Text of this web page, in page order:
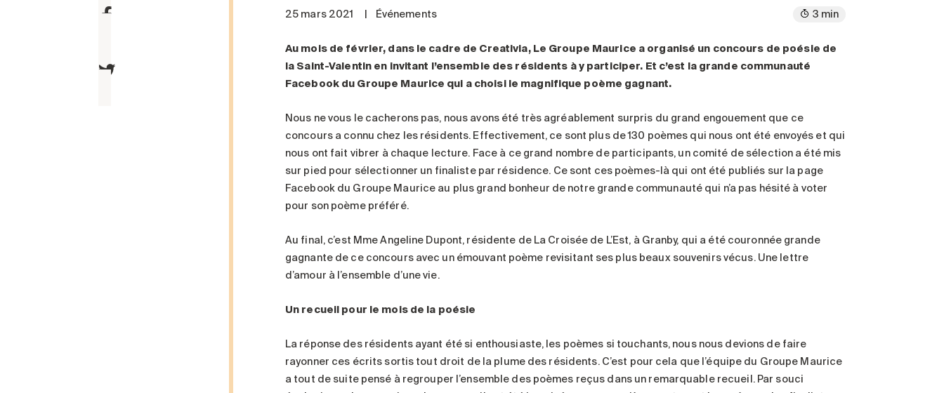
25 mars 2021 Événements 3 min
Au mois de février, dans le cadre de Creativia, Le Groupe Maurice a organisé un concours de poésie de
la Saint-Valentin en invitant l’ensemble des résidents à y participer. Et c’est la grande communauté
Facebook du Groupe Maurice qui a choisi le magnifique poème gagnant.
Nous ne vous le cacherons pas, nous avons été très agréablement surpris du grand engouement que ce
concours a connu chez les résidents. Effectivement, ce sont plus de 130 poèmes qui nous ont été envoyés et qui
nous ont fait vibrer à chaque lecture. Face à ce grand nombre de participants, un comité de sélection a été mis
sur pied pour sélectionner un finaliste par résidence. Ce sont ces poèmes-là qui ont été publiés sur la page
Facebook du Groupe Maurice au plus grand bonheur de notre grande communauté qui n’a pas hésité à voter
pour son poème préféré.
Au final, c’est Mme Angeline Dupont, résidente de La Croisée de L’Est, à Granby, qui a été couronnée grande
gagnante de ce concours avec un émouvant poème revisitant ses plus beaux souvenirs vécus. Une lettre
d’amour à l’ensemble d’une vie.
Un recueil pour le mois de la poésie
La réponse des résidents ayant été si enthousiaste, les poèmes si touchants, nous nous devions de faire
rayonner ces écrits sortis tout droit de la plume des résidents. C’est pour cela que l’équipe du Groupe Maurice
a tout de suite pensé à regrouper l’ensemble des poèmes reçus dans un remarquable recueil. Par souci